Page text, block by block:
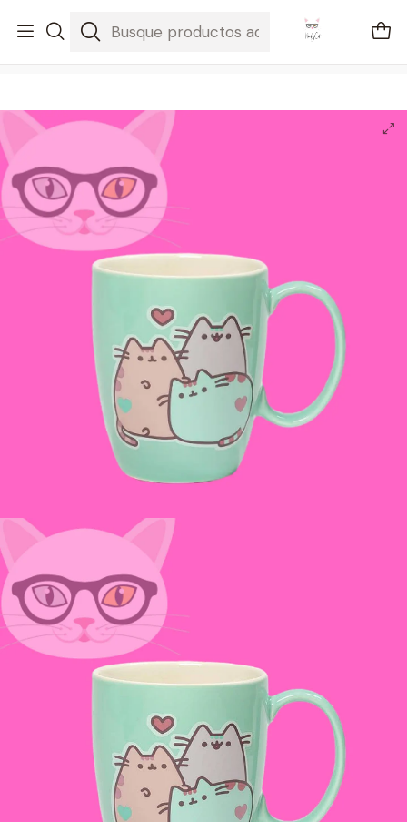
🚐 Envíos Nacionales gratis en compras mayores a $2100